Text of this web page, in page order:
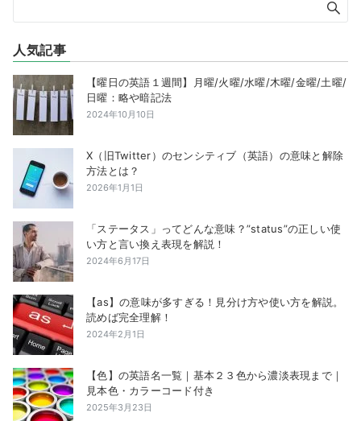
人気記事
【曜日の英語１週間】月曜/火曜/水曜/木曜/金曜/土曜/
日曜：略や暗記法
2024年10月10日
X（旧Twitter）のセンシティブ（英語）の意味と解除
方法とは？
2026年1月1日
「ステータス」ってどんな意味？”status”の正しい使
い方と言い換え表現を解説！
2024年6月17日
【as】の意味が多すぎる！見分け方や使い方を解説。
読めば完全理解！
2024年2月1日
【色】の英語名一覧｜基本２３色から濃淡表現まで｜
見本色・カラーコード付き
2025年3月23日